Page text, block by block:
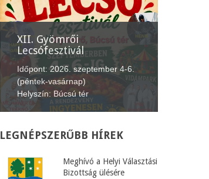
XII. Gyömrői
Lecsófesztivál
Időpont: 2026. szeptember 4-6.
(péntek-vasárnap)
Helyszín: Búcsú tér
LEGNÉPSZERŰBB HÍREK
Meghívó a Helyi Választási
Bizottság ülésére